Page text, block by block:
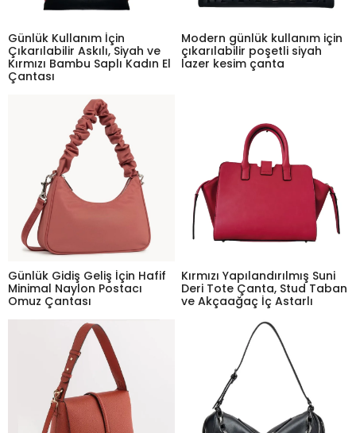
Günlük Kullanım İçin
Çıkarılabilir Askılı, Siyah ve
Kırmızı Bambu Saplı Kadın El
Çantası
Modern günlük kullanım için
çıkarılabilir poşetli siyah
lazer kesim çanta
Günlük Gidiş Geliş İçin Hafif
Minimal Naylon Postacı
Omuz Çantası
Kırmızı Yapılandırılmış Suni
Deri Tote Çanta, Stud Taban
ve Akçaağaç İç Astarlı